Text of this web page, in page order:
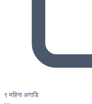
९ महिना अगाडि